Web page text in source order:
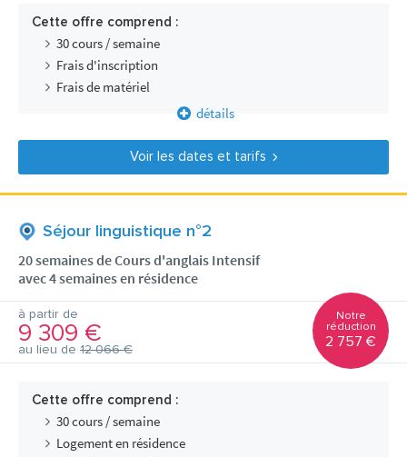
Cette offre comprend :
30 cours / semaine
Frais d'inscription
Frais de matériel
détails
Voir les dates et tarifs
Séjour linguistique n°2
20 semaines de Cours d'anglais Intensif
avec 4 semaines en résidence
à partir de
9 309 €
au lieu de 12 066 €
Notre
réduction
2 757 €
Cette offre comprend :
30 cours / semaine
Logement en résidence